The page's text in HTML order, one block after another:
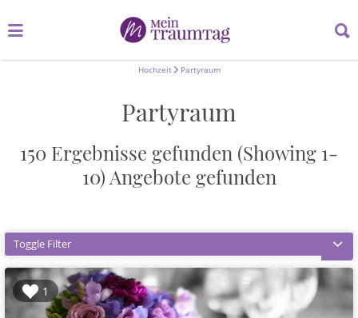
nach:
nach:
Hochzeit Partyraum
Partyraum
150 Ergebnisse gefunden (Showing 1-
10) Angebote gefunden
Toggle Filter
1